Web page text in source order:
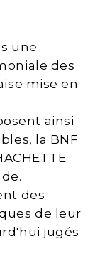
une
des
mise en
ainsi
la BNF
des
de leur
jugés